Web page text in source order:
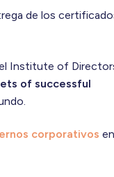
de los
Institute of
of successful
corporativos en